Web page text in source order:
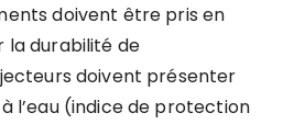
doivent être pris en
durabilité de
doivent présenter
l’eau (indice de protection